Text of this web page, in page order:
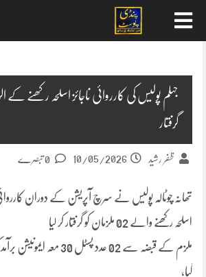
جہلم پولیس کی کارروائی ناجائز اسلحہ رکھنے کے
گرفتار
ظفر رشید 10/05/2026
تھانہ چوٹالہ پولیس نے سرچ آپریشن کے دوران
اسلحہ رکھنے والے 02 ملزمان کو گرفتار کر لیا
ملزم کے قبضہ سے 02 عدد پسٹل
گیا،